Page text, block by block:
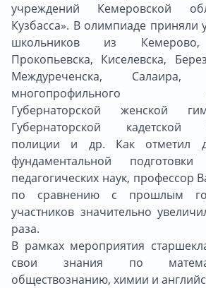
учреждений Кемеровской
Кузбасса». В олимпиаде приняли
школьников из Кемерово,
Прокопьевска, Киселевска,
Междуреченска, Салаира,
многопрофильного
Губернаторской женской
Губернаторской кадетской
полиции и др. Как отметил
фундаментальной
педагогических наук, профессор
по сравнению с прошлым
участников значительно
раза.
В рамках мероприятия
свои знания по
обществознанию, химии и